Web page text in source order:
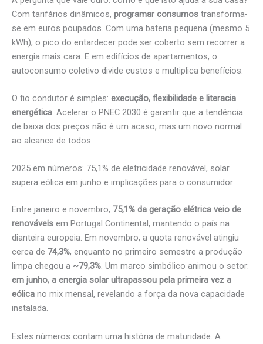
Com tarifários dinâmicos, programar consumos transforma-
se em euros poupados. Com uma bateria pequena (mesmo 5
kWh), o pico do entardecer pode ser coberto sem recorrer a
energia mais cara. E em edifícios de apartamentos, o
autoconsumo coletivo divide custos e multiplica benefícios.
O fio condutor é simples: execução, flexibilidade e literacia
energética. Acelerar o PNEC 2030 é garantir que a tendência
de baixa dos preços não é um acaso, mas um novo normal
ao alcance de todos.
2025 em números: 75,1% de eletricidade renovável, solar
supera eólica em junho e implicações para o consumidor
Entre janeiro e novembro, 75,1% da geração elétrica veio de
renováveis em Portugal Continental, mantendo o país na
dianteira europeia. Em novembro, a quota renovável atingiu
cerca de 74,3%, enquanto no primeiro semestre a produção
limpa chegou a ~79,3%. Um marco simbólico animou o setor:
em junho, a energia solar ultrapassou pela primeira vez a
eólica no mix mensal, revelando a força da nova capacidade
instalada.
Estes números contam uma história de maturidade. A